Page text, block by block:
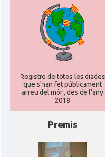
Registre de totes les diades
que s'han fet públicament
arreu del món, des de l'any
2018
Premis